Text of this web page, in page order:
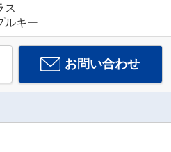
ス
ルキー
お問い合わせ